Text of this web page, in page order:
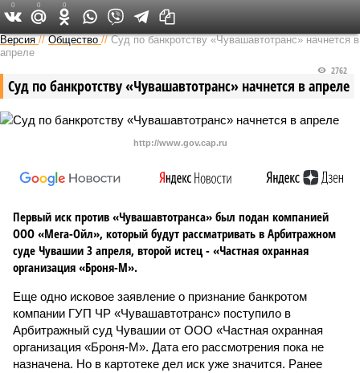
Версия в Чувашии
Версия //Общество //Суд по банкротству «Чувашавтотранс» начнется в
апреле
Суд по банкротству «Чувашавтотранс» начнется в апреле
2762
http://www.gov.cap.ru
Первый иск против «Чувашавтотранса» был подан компанией
ООО «Мега-Ойл», который будут рассматривать в Арбитражном
суде Чувашии 3 апреля, второй истец - «Частная охранная
организация «Броня-М».
Еще одно исковое заявление о признание банкротом
компании ГУП ЧР «Чувашавтотранс» поступило в
Арбитражный суд Чувашии от ООО «Частная охранная
организация «Броня-М». Дата его рассмотрения пока не
назначена. Но в картотеке дел иск уже значится. Ранее
0 0 0